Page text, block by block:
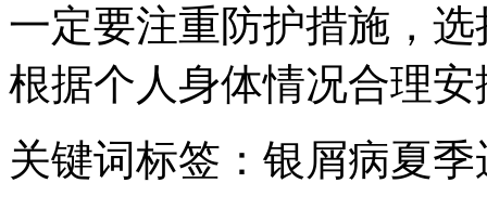
一定要注重防护措施，
根据个人身体情况合理
关键词标签：银屑病夏季